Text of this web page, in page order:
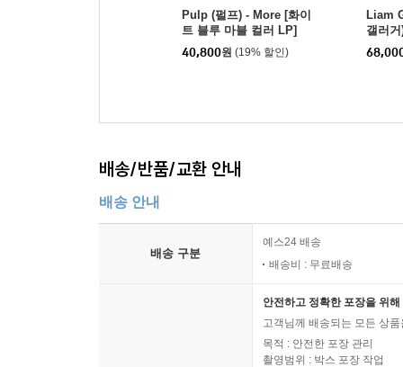
Pulp (펄프) - More [화이
트 블루 마블 컬러 LP]
40,800원 (19% 할인)
Liam
갤러
ere [
P]
배송/반품/교환 안내
배송 안내
배송 구분
예스24 배송
배송비 : 무료배송
안전하고 정확한 포장을 위
고객님께 배송되는 모든 상
목적 : 안전한 포장 관리
촬영범위 : 박스 포장 작업